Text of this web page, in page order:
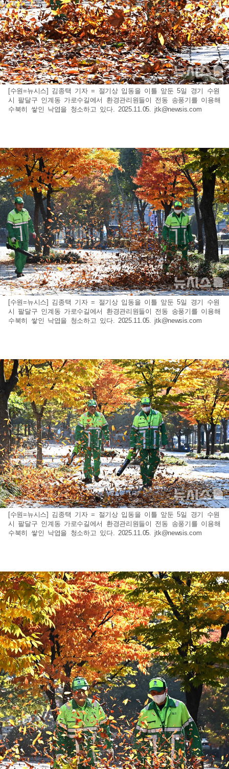
[수원=뉴시스] 김종택 기자 = 절기상 입동을 이틀 앞둔 5일 경기 수원
시 팔달구 인계동 가로수길에서 환경관리원들이 전동 송풍기를 이용해
수북히 쌓인 낙엽을 청소하고 있다. 2025.11.05. jtk@newsis.com
[수원=뉴시스] 김종택 기자 = 절기상 입동을 이틀 앞둔 5일 경기 수원
시 팔달구 인계동 가로수길에서 환경관리원들이 전동 송풍기를 이용해
수북히 쌓인 낙엽을 청소하고 있다. 2025.11.05. jtk@newsis.com
[수원=뉴시스] 김종택 기자 = 절기상 입동을 이틀 앞둔 5일 경기 수원
시 팔달구 인계동 가로수길에서 환경관리원들이 전동 송풍기를 이용해
수북히 쌓인 낙엽을 청소하고 있다. 2025.11.05. jtk@newsis.com